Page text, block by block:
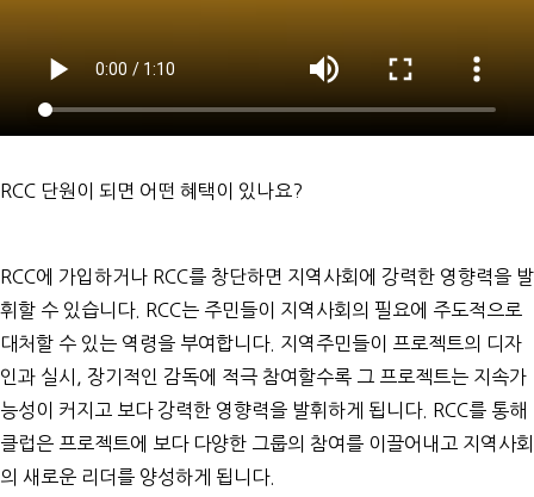
RCC 단원이 되면 어떤 혜택이 있나요?
RCC에 가입하거나 RCC를 창단하면 지역사회에 강력한 영향력을 발
휘할 수 있습니다. RCC는 주민들이 지역사회의 필요에 주도적으로
대처할 수 있는 역령을 부여합니다. 지역주민들이 프로젝트의 디자
인과 실시, 장기적인 감독에 적극 참여할수록 그 프로젝트는 지속가
능성이 커지고 보다 강력한 영향력을 발휘하게 됩니다. RCC를 통해
클럽은 프로젝트에 보다 다양한 그룹의 참여를 이끌어내고 지역사회
의 새로운 리더를 양성하게 됩니다.